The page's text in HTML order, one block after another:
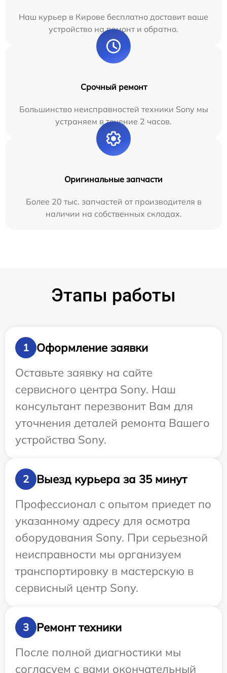
Наш курьер в Кирове бесплатно доставит ваше
устройство на ремонт и обратно.
Срочный ремонт
Большинство неисправностей техники Sony мы
устраняем в течение 2 часов.
Оригинальные запчасти
Более 20 тыс. запчастей от производителя в
наличии на собственных складах.
Этапы работы
1
Оформление заявки
Оставьте заявку на сайте
сервисного центра Sony. Наш
консультант перезвонит Вам для
уточнения деталей ремонта Вашего
устройства Sony.
2
Выезд курьера за 35 минут
Профессионал с опытом приедет по
указанному адресу для осмотра
оборудования Sony. При серьезной
неисправности мы организуем
транспортировку в мастерскую в
сервисный центр Sony.
3
Ремонт техники
После полной диагностики мы
согласуем с вами окончательный